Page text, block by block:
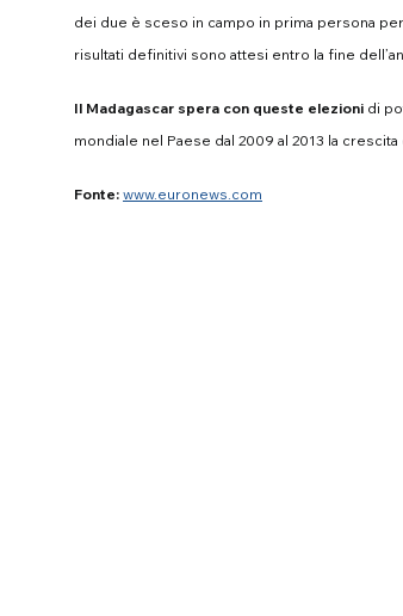
dei due è sceso in campo in prima persona
risultati definitivi sono attesi entro la fine
Il Madagascar spera con queste elezioni di
mondiale nel Paese dal 2009 al 2013 la
Fonte: www.euronews.com